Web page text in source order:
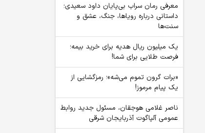
معرفی رمان سراب بی‌پایان داود سعیدی؛
داستانی درباره رویاها، جنگ، عشق و
سنت‌ها
یک میلیون ریال هدیه برای خرید بیمه؛
فرصت طلایی برای شما!
«برات گرون تموم می‌شه»؛ رمزگشایی از
یک پیام مرموز!
ناصر غلامی هوجقان، مسئول جدید روابط
عمومی آلپاگوت آذربایجان شرقی